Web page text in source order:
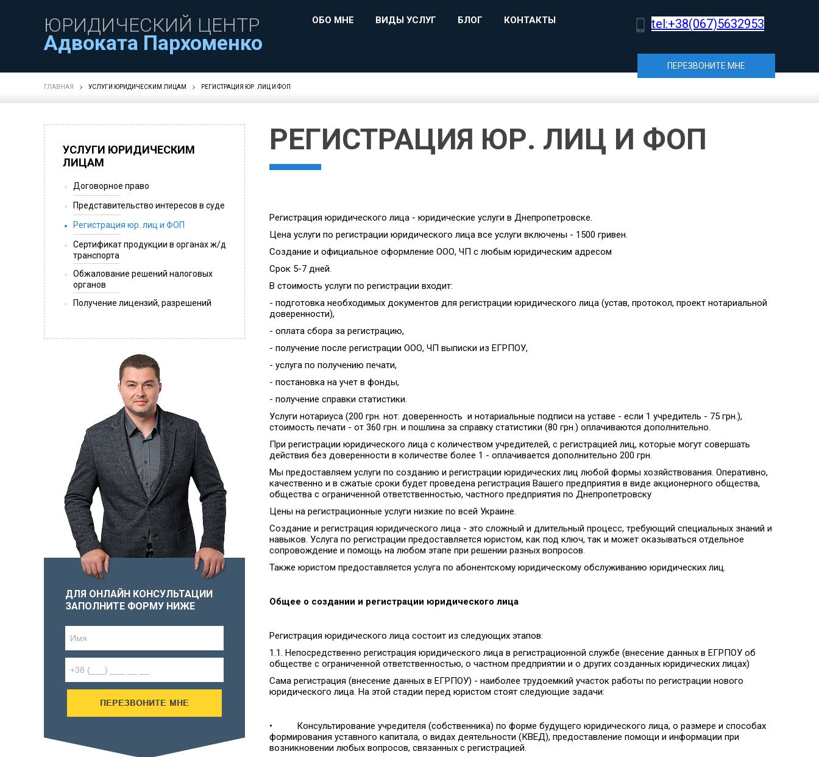
ЮРИДИЧЕСКИЙ ЦЕНТР
Адвоката Пархоменко
ОБО МНЕ ВИДЫ УСЛУГ БЛОГ КОНТАКТЫ tel:+38(067)5632953
ПЕРЕЗВОНИТЕ МНЕ
ГЛАВНАЯ УСЛУГИ ЮРИДИЧЕСКИМ ЛИЦАМ РЕГИСТРАЦИЯ ЮР. ЛИЦ И ФОП
УСЛУГИ ЮРИДИЧЕСКИМ
ЛИЦАМ
Договорное право
Представительство интересов в суде
Регистрация юр. лиц и ФОП
Сертификат продукции в органах ж/д
транспорта
Обжалование решений налоговых
органов
Получение лицензий, разрешений
ДЛЯ ОНЛАЙН КОНСУЛЬТАЦИИ
ЗАПОЛНИТЕ ФОРМУ НИЖЕ
ПЕРЕЗВОНИТЕ МНЕ
РЕГИСТРАЦИЯ ЮР. ЛИЦ И ФОП
Регистрация юридического лица - юридические услуги в Днепропетровске.
Цена услуги по регистрации юридического лица все услуги включены - 1500 гривен.
Создание и официальное оформление ООО, ЧП с любым юридическим адресом
Срок 5-7 дней.
В стоимость услуги по регистрации входит:
- подготовка необходимых документов для регистрации юридического лица (устав, протокол, проект нотариальной
доверенности),
- оплата сбора за регистрацию,
- получение после регистрации ООО, ЧП выписки из ЕГРПОУ,
- услуга по получению печати,
- постановка на учет в фонды,
- получение справки статистики.
Услуги нотариуса (200 грн. нот. доверенность и нотариальные подписи на уставе - если 1 учредитель - 75 грн.),
стоимость печати - от 360 грн. и пошлина за справку статистики (80 грн.) оплачиваются дополнительно.
При регистрации юридического лица с количеством учредителей, с регистрацией лиц, которые могут совершать
действия без доверенности в количестве более 1 - оплачивается дополнительно 200 грн.
Мы предоставляем услуги по созданию и регистрации юридических лиц любой формы хозяйствования. Оперативно,
качественно и в сжатые сроки будет проведена регистрация Вашего предприятия в виде акционерного общества,
общества с ограниченной ответственностью, частного предприятия по Днепропетровску
Цены на регистрационные услуги низкие по всей Украине.
Создание и регистрация юридического лица - это сложный и длительный процесс, требующий специальных знаний и
навыков. Услуга по регистрации предоставляется юристом, как под ключ, так и может оказываться отдельное
сопровождение и помощь на любом этапе при решении разных вопросов.
Также юристом предоставляется услуга по абонентскому юридическому обслуживанию юридических лиц.
Общее о создании и регистрации юридического лица
Регистрация юридического лица состоит из следующих этапов:
1.1. Непосредственно регистрация юридического лица в регистрационной службе (внесение данных в ЕГРПОУ об
обществе с ограниченной ответственностью, о частном предприятии и о других созданных юридических лицах)
Сама регистрация (внесение данных в ЕГРПОУ) - наиболее трудоемкий участок работы по регистрации нового
юридического лица. На этой стадии перед юристом стоят следующие задачи:
• Консультирование учредителя (собственника) по форме будущего юридического лица, о размере и способах
формирования уставного капитала, о видах деятельности (КВЕД), предоставление помощи и информации при
возникновении любых вопросов, связанных с регистрацией.